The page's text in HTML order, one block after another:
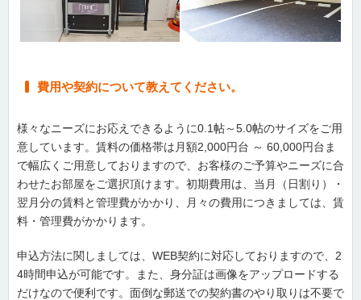
費用や契約について教えてください。
様々なニーズにお応えできるように0.1帖～5.0帖のサイズをご用
意しています。賃料の価格帯は月額2,000円台 ～ 60,000円台ま
で幅広くご用意しておりますので、お客様のご予算やニーズに合
わせたお部屋をご選択頂けます。初期費用は、当月（日割り）・
翌月分の賃料と管理費がかかり、月々の費用につきましては、賃
料・管理費がかかります。
申込方法に関しましては、WEB契約に対応しておりますので、2
4時間申込が可能です。また、身分証は画像をアップロードする
だけなので便利です。面倒な郵送での契約書のやり取りは不要で